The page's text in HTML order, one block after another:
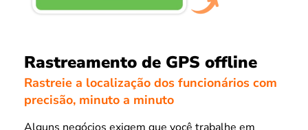
Rastreamento de GPS offline
Rastreie a localização dos funcionários com
precisão, minuto a minuto